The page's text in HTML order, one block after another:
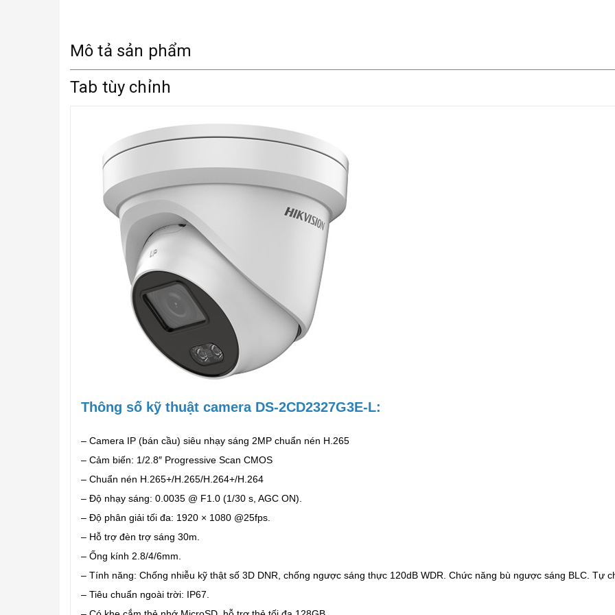
Mô tả sản phẩm
Tab tùy chỉnh
Thông số kỹ thuật camera DS-2CD2327G3E-L:
– Camera IP (bán cầu) siêu nhạy sáng 2MP chuẩn nén H.265
– Cảm biến: 1/2.8″ Progressive Scan CMOS
– Chuẩn nén H.265+/H.265/H.264+/H.264
– Độ nhạy sáng: 0.0035 @ F1.0 (1/30 s, AGC ON).
– Độ phân giải tối đa: 1920 × 1080 @25fps.
– Hỗ trợ đèn trợ sáng 30m.
– Ống kính 2.8/4/6mm.
– Tính năng: Chống nhiễu kỹ thật số 3D DNR, chống ngược sáng thực 120dB WDR. Chức năng bù ngược sáng BLC. Tự
– Tiêu chuẩn ngoài trời: IP67.